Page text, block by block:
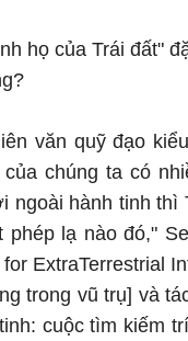
họ của Trái đất"
văn quỹ đạo
chúng ta có
ngoài hành tinh
phép lạ nào đó,"
ExtraTerrestrial
trong vũ trụ] và
cuộc tìm kiếm